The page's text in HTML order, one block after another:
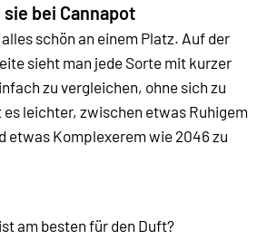
bei Cannapot
schön an einem Platz. Auf der
sieht man jede Sorte mit kurzer
zu vergleichen, ohne sich zu
leichter, zwischen etwas Ruhigem
etwas Komplexerem wie 2046 zu
am besten für den Duft?